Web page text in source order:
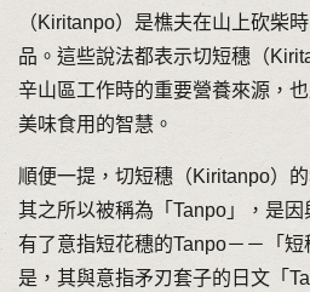
（Kiritanpo）是樵夫在山上砍柴
品。這些說法都表示切短穗（
辛山區工作時的重要營養來源，
美味食用的智慧。
順便一提，切短穗（Kiritanpo）
其之所以被稱為「Tanpo」，是
有了意指短花穗的Tanpo－－「
是，其與意指矛刃套子的日文「